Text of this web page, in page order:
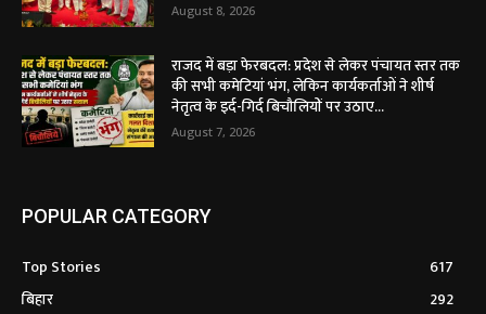
August 8, 2026
राजद में बड़ा फेरबदल: प्रदेश से लेकर पंचायत स्तर तक
की सभी कमेटियां भंग, लेकिन कार्यकर्ताओं ने शीर्ष
नेतृत्व के इर्द-गिर्द बिचौलियों पर उठाए...
August 7, 2026
POPULAR CATEGORY
Top Stories
617
बिहार
292